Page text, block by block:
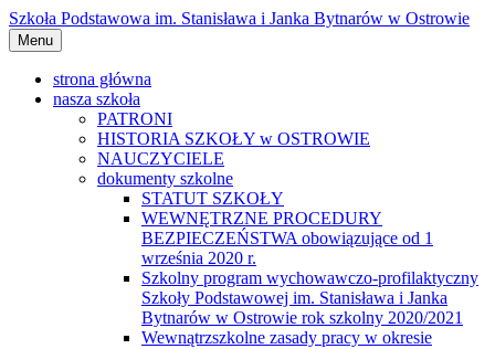
Przejdź
do
treści
Szkoła Podstawowa im. Stanisława i Janka Bytnarów w Ostrowie
Menu
strona główna
nasza szkoła
PATRONI
HISTORIA SZKOŁY w OSTROWIE
NAUCZYCIELE
dokumenty szkolne
STATUT SZKOŁY
WEWNĘTRZNE PROCEDURY
BEZPIECZEŃSTWA obowiązujące od 1
września 2020 r.
Szkolny program wychowawczo-profilaktyczny
Szkoły Podstawowej im. Stanisława i Janka
Bytnarów w Ostrowie rok szkolny 2020/2021
Wewnątrzszkolne zasady pracy w okresie